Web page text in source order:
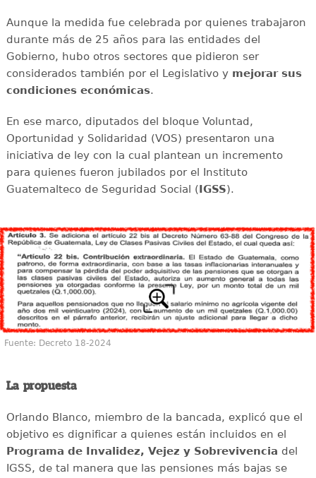
Aunque la medida fue celebrada por quienes trabajaron
durante más de 25 años para las entidades del
Gobierno, hubo otros sectores que pidieron ser
considerados también por el Legislativo y mejorar sus
condiciones económicas.
En ese marco, diputados del bloque Voluntad,
Oportunidad y Solidaridad (VOS) presentaron una
iniciativa de ley con la cual plantean un incremento
para quienes fueron jubilados por el Instituto
Guatemalteco de Seguridad Social (IGSS).
Fuente: Decreto 18-2024
La propuesta
Orlando Blanco, miembro de la bancada, explicó que el
objetivo es dignificar a quienes están incluidos en el
Programa de Invalidez, Vejez y Sobrevivencia del
IGSS, de tal manera que las pensiones más bajas se